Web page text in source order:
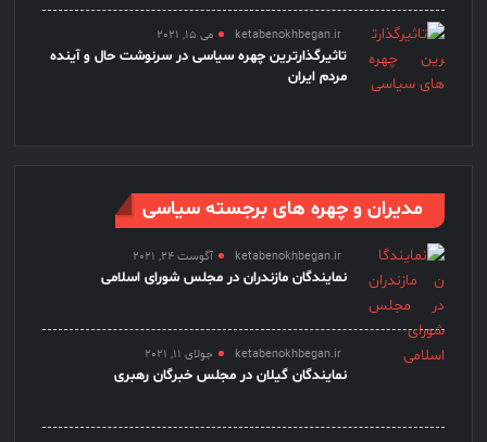
ketabenokhbegan.ir می 15, 2021
تاثیرگذارترین چهره سیاسی در سرنوشت حال و آینده
مردم ایران
مدیران و چهره های برجسته سیاسی
ketabenokhbegan.ir آگوست 24, 2021
نمایندگان مازندران در مجلس شورای اسلامی
ketabenokhbegan.ir جولای 11, 2021
نمایندگان گیلان در مجلس خبرگان رهبری